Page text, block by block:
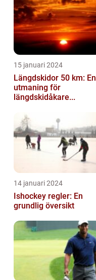
15 januari 2024
Längdskidor 50 km: En
utmaning för
längdskidåkare...
14 januari 2024
Ishockey regler: En
grundlig översikt